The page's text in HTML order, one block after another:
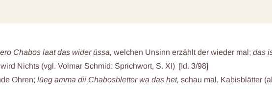
Chabos laat das wider üssa, welchen Unsinn erzählt der wieder mal; das
Nichts (vgl. Volmar Schmid: Sprichwort, S. XI) [Id. 3/98]
Ohren; lüeg amma dii Chabosbletter wa das het, schau mal, Kabisblätter